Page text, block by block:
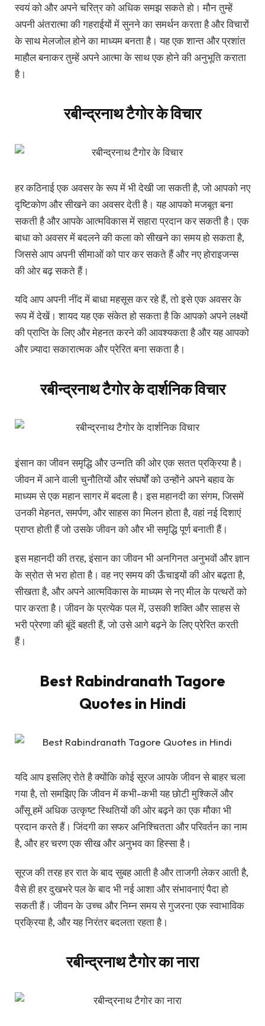
स्वयं को और अपने चरित्र को अधिक समझ सकते हो। मौन तुम्हें
अपनी अंतरात्मा की गहराईयों में सुनने का समर्थन करता है और विचारों
के साथ मेलजोल होने का माध्यम बनता है। यह एक शान्त और प्रशांत
माहौल बनाकर तुम्हें अपने आत्मा के साथ एक होने की अनुभूति कराता
है।
रबीन्द्रनाथ टैगोर के विचार
हर कठिनाई एक अवसर के रूप में भी देखी जा सकती है, जो आपको नए
दृष्टिकोण और सीखने का अवसर देती है। यह आपको मजबूत बना
सकती है और आपके आत्मविकास में सहारा प्रदान कर सकती है। एक
बाधा को अवसर में बदलने की कला को सीखने का समय हो सकता है,
जिससे आप अपनी सीमाओं को पार कर सकते हैं और नए होराइजन्स
की ओर बढ़ सकते हैं।
यदि आप अपनी नींद में बाधा महसूस कर रहे हैं, तो इसे एक अवसर के
रूप में देखें। शायद यह एक संकेत हो सकता है कि आपको अपने लक्ष्यों
की प्राप्ति के लिए और मेहनत करने की आवश्यकता है और यह आपको
और ज़्यादा सकारात्मक और प्रेरित बना सकता है।
रबीन्द्रनाथ टैगोर के दार्शनिक विचार
इंसान का जीवन समृद्धि और उन्नति की ओर एक सतत प्रक्रिया है।
जीवन में आने वाली चुनौतियों और संघर्षों को उन्होंने अपने बहाव के
माध्यम से एक महान सागर में बदला है। इस महानदी का संगम, जिसमें
उनकी मेहनत, समर्पण, और साहस का मिलन होता है, वहां नई दिशाएं
प्राप्त होती हैं जो उसके जीवन को और भी समृद्धि पूर्ण बनाती हैं।
इस महानदी की तरह, इंसान का जीवन भी अनगिनत अनुभवों और ज्ञान
के स्रोत से भरा होता है। वह नए समय की ऊँचाइयों की ओर बढ़ता है,
सीखता है, और अपने आत्मविकास के माध्यम से नए मील के पत्थरों को
पार करता है। जीवन के प्रत्येक पल में, उसकी शक्ति और साहस से
भरी प्रेरणा की बूंदें बहती हैं, जो उसे आगे बढ़ने के लिए प्रेरित करती
हैं।
Best Rabindranath Tagore
Quotes in Hindi
यदि आप इसलिए रोते है क्योंकि कोई सूरज आपके जीवन से बाहर चला
गया है, तो समझिए कि जीवन में कभी-कभी यह छोटी मुश्किलें और
आँसू हमें अधिक उत्कृष्ट स्थितियों की ओर बढ़ने का एक मौका भी
प्रदान करते हैं। जिंदगी का सफर अनिश्चितता और परिवर्तन का नाम
है, और हर चरण एक सीख और अनुभव का हिस्सा है।
सूरज की तरह हर रात के बाद सुबह आती है और ताजगी लेकर आती है,
वैसे ही हर दुखभरे पल के बाद भी नई आशा और संभावनाएं पैदा हो
सकती हैं। जीवन के उच्च और निम्न समय से गुजरना एक स्वाभाविक
प्रक्रिया है, और यह निरंतर बदलता रहता है।
रबीन्द्रनाथ टैगोर का नारा